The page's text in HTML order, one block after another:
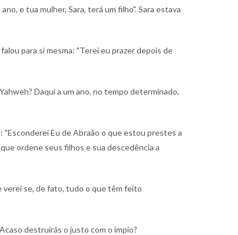
e tua mulher, Sara, terá um filho". Sara estava
para si mesma: "Terei eu prazer depois de
Daqui a um ano, no tempo determinado,
"Esconderei Eu de Abraão o que estou prestes a
ordene seus filhos e sua descedência a
verei se, de fato, tudo o que têm feito
destruirás o justo com o ímpio?